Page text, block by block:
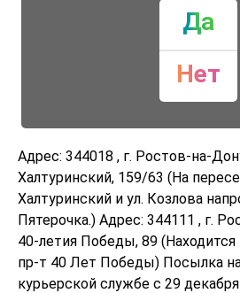
Да
Нет
Адрес: 344018 , г. Ростов-на-
Халтуринский, 159/63 (На
Халтуринский и ул. Козлова
Пятерочка.) Адрес: 344111 , г.
40-летия Победы, 89
пр-т 40 Лет Победы) Посылка
курьерской службе с 29